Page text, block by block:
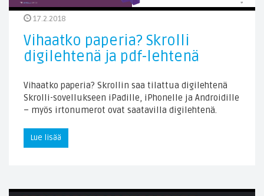
17.2.2018
Vihaatko paperia? Skrolli
digilehtenä ja pdf-lehtenä
Vihaatko paperia? Skrollin saa tilattua digilehtenä
Skrolli-sovellukseen iPadille, iPhonelle ja Androidille
– myös irtonumerot ovat saatavilla digilehtenä.
Lue lisää